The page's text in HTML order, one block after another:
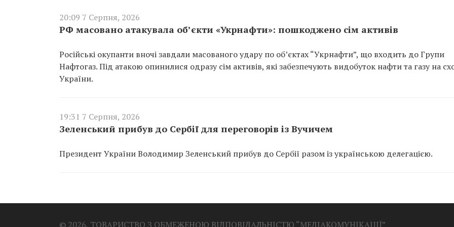
20:09 7 Серпня, 2026
РФ масовано атакувала об’єкти «Укрнафти»: пошкоджено сім активів
Російські окупанти вночі завдали масованого удару по об’єктах “Укрнафти”, що входить до Групи
Нафтогаз. Під атакою опинилися одразу сім активів, які забезпечують видобуток нафти та газу на
України.
19:31 7 Серпня, 2026
Зеленський прибув до Сербії для переговорів із Вучичем
Президент України Володимир Зеленський прибув до Сербії разом із українською делегацією.
© 2026, ТОВАРИСТВО З ОБМЕЖЕНОЮ ВІДПОВІДАЛЬНІСТЮ “МЕДІАКОМУНІКАЦІЇ”